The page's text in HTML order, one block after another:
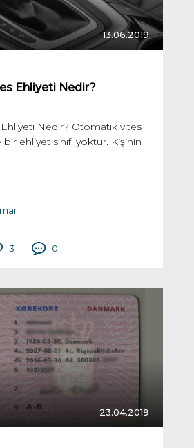
13.06.2019
Ehliyeti Nedir?
Nedir? Otomatik vites
ehliyet sınıfı yoktur. Kişinin
3 0
23.04.2019